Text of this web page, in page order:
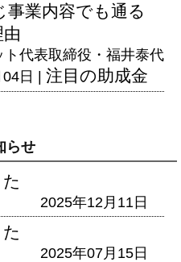
事業内容でも通る
ト代表取締役・福井泰代
日 | 注目の助成金
らせ
2025年12月11日
2025年07月15日